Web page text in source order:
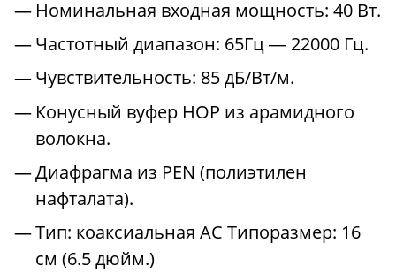
Номинальная входная мощность: 40 Вт.
Частотный диапазон: 65Гц ― 22000 Гц.
Чувствительность: 85 дБ/Вт/м.
Конусный вуфер HOP из арамидного
волокна.
Диафрагма из PEN (полиэтилен
нафталата).
Тип: коаксиальная АС Типоразмер: 16
см (6.5 дюйм.)